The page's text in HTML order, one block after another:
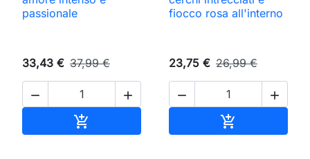
passionale
33,43 € 37,99 €
 

fiocco rosa all'interno
23,75 € 26,99 €
 
